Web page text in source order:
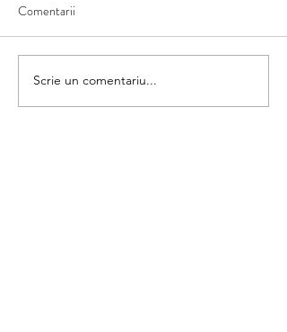
Matematica din umbră
Comentarii
Scrie un comentariu...